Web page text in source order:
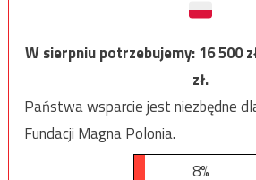
W sierpniu potrzebujemy:16 500
zł.
Państwa wsparcie jest niezbędne
Fundacji Magna Polonia.
8%